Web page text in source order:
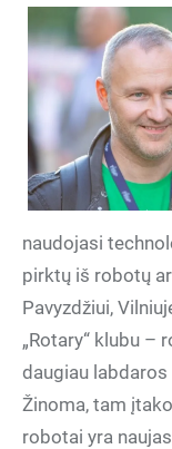
naudojasi
pirktų iš robotų
Pavyzdžiui,
„Rotary“ klubu –
daugiau
Žinoma, tam
robotai yra